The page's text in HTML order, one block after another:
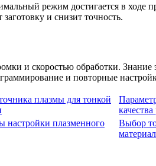
режим достигается в ходе
и снизит точность.
и скоростью обработки. Знание
и повторные
плазмы для тонкой
качества
настройки плазменного
Выбор